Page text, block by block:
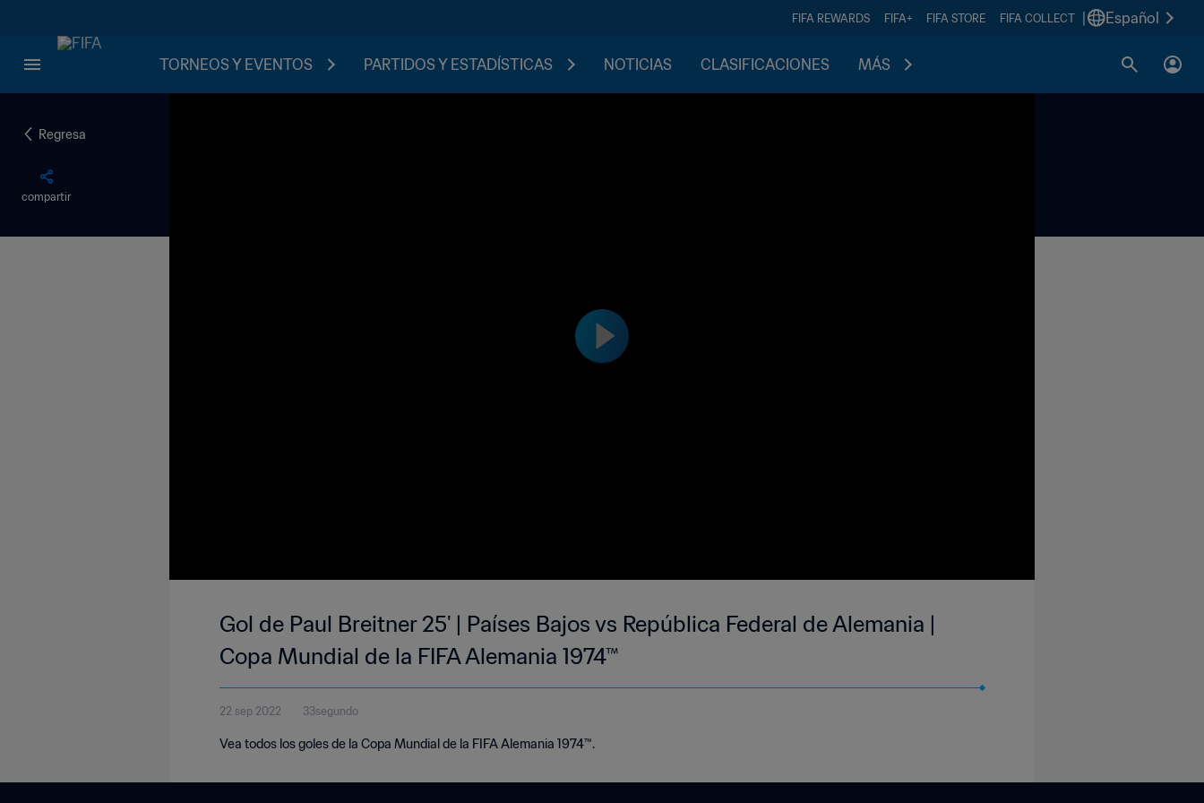
FIFA REWARDS FIFA+ FIFA STORE FIFA COLLECT Español
TORNEOS Y EVENTOS PARTIDOS Y ESTADÍSTICAS NOTICIAS CLASIFICACIONES MÁS
Regresa
compartir
Gol de Paul Breitner 25' | Países Bajos vs República Federal de Alemania |
Copa Mundial de la FIFA Alemania 1974™
22 sep 2022 33segundo
Vea todos los goles de la Copa Mundial de la FIFA Alemania 1974™.